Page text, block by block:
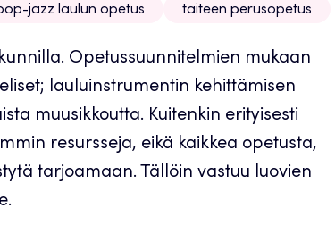
jazz laulun opetus taiteen perusopetus
Opetussuunnitelmien mukaan
lauluinstrumentin kehittämisen
muusikkoutta. Kuitenkin erityisesti
resursseja, eikä kaikkea opetusta,
tarjoamaan. Tällöin vastuu luovien